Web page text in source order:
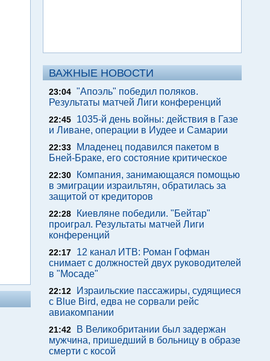
ВАЖНЫЕ НОВОСТИ
23:04 "Апоэль" победил поляков.
Результаты матчей Лиги конференций
22:45
1035-й день войны: действия в Газе
и Ливане, операции в Иудее и Самарии
22:33
Младенец подавился пакетом в
Бней-Браке, его состояние критическое
22:30
Компания, занимающаяся помощью
в эмиграции израильтян, обратилась за
защитой от кредиторов
22:28
Киевляне победили. "Бейтар"
проиграл. Результаты матчей Лиги
конференций
22:17
12 канал ИТВ: Роман Гофман
снимает с должностей двух руководителей
в "Мосаде"
22:12
Израильские пассажиры, судящиеся
с Blue Bird, едва не сорвали рейс
авиакомпании
21:42
В Великобритании был задержан
мужчина, пришедший в больницу в образе
смерти с косой